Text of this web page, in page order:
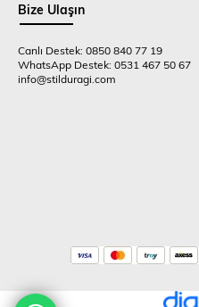
Bize Ulaşın
Canlı Destek: 0850 840 77 19
WhatsApp Destek: 0531 467 50 67
info@stilduragi.com